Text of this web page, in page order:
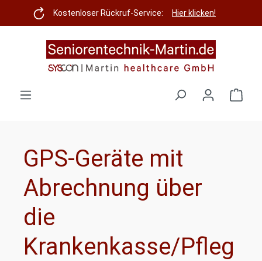
Zum Hauptinhalt springen
Kostenloser Rückruf-Service: Hier klicken!
GPS-Geräte mit
Abrechnung über
die
Krankenkasse/Pfleg